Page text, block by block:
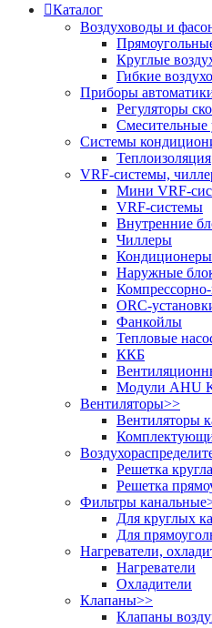
Каталог
Воздуховоды и
Круглые
Гибкие
Приборы
Регуляторы
Смесительные
Системы
Теплоизоляция
VRF-системы,
Мини VRF-
VRF-системы
Внутренние
Чиллеры
Кондиционеры
Наружные
ORC-
Фанкойлы
Тепловые
ККБ
Модули AHU
Вентиляторы>>
Вентиляторы
Решетка
Решетка
Фильтры канальные
Для круглых
Для
Нагреватели,
Нагреватели
Охладители
Клапаны>>
Клапаны